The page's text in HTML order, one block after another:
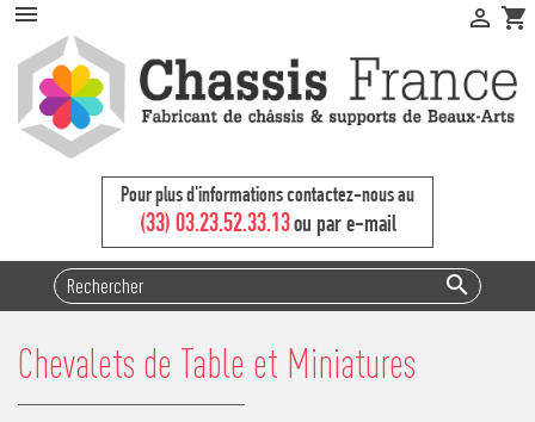
 shopping_cart

Pour plus d'informations contactez-nous au
(33) 03.23.52.33.13ou par e-mail

Chevalets de Table et Miniatures